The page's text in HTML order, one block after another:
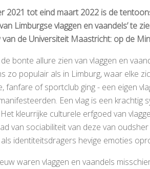
2021 tot eind maart 2022 is de
Limburgse vlaggen en vaandels’ te
de Universiteit Maastricht: op de
bonte allure zien van vlaggen en
zo populair als in Limburg, waar elke
fanfare of sportclub ging - een eigen
Een vlag is een
kleurrijke culturele erfgoed van
van sociabiliteit van deze van
identiteitsdragers hevige emoties
waren vlaggen en vaandels